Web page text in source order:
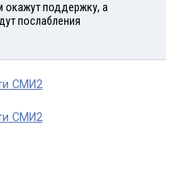
окажут поддержку, а
послабления
СМИ2
СМИ2